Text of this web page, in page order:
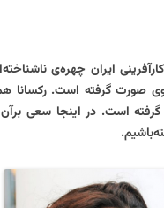
ایران چهره‌ی
صورت گرفته است. رکسانا
گرفته است. در اینجا سعی